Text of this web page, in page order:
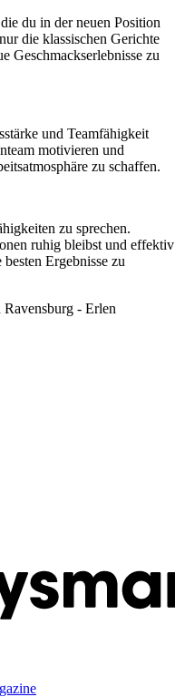
du in der neuen Position
die klassischen Gerichte
Geschmackserlebnisse zu
und Teamfähigkeit
motivieren und
zu schaffen.
zu sprechen.
ruhig bleibst und effektiv
Ergebnisse zu
- Erlen